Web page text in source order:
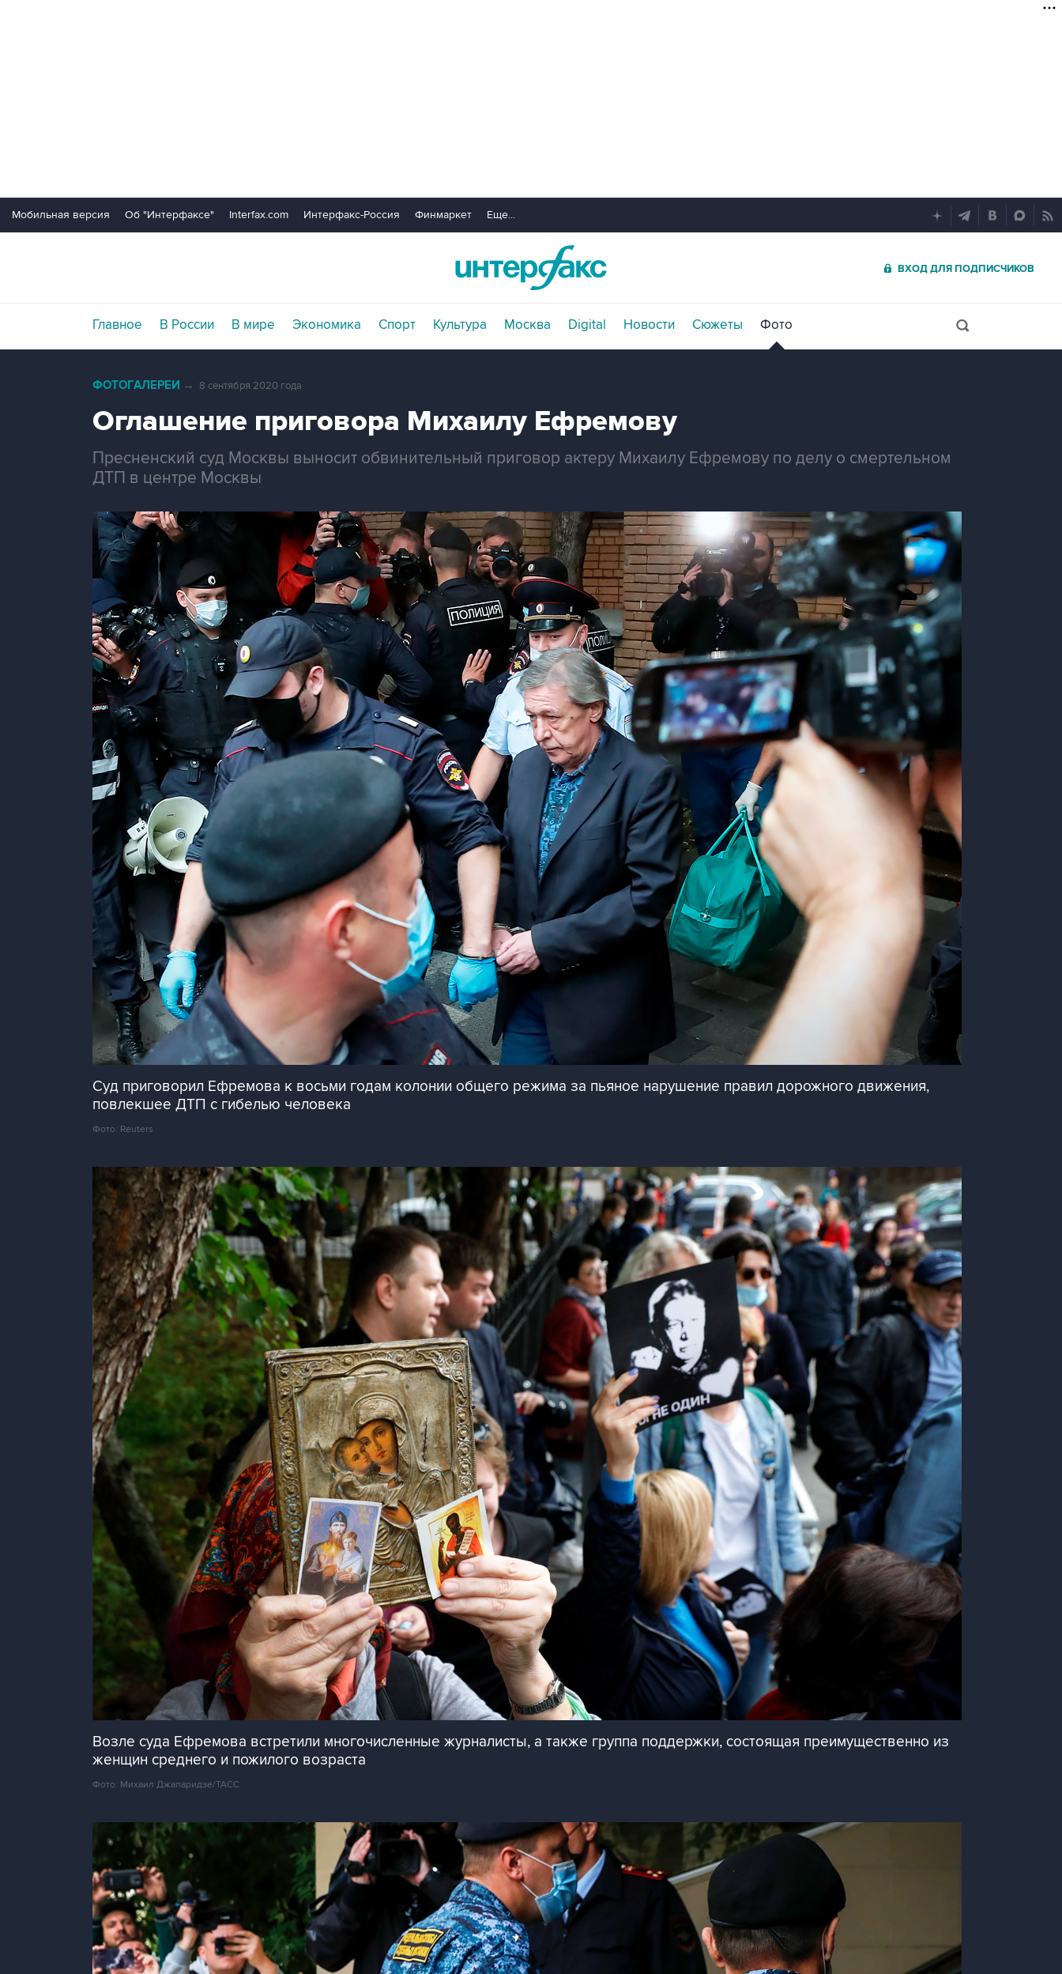
Мобильная версия Об "Интерфаксе" Interfax.com Интерфакс-Россия Финмаркет Еще...
ВХОД ДЛЯ ПОДПИСЧИКОВ
Главное В России В мире Экономика Спорт Культура Москва Digital Новости Сюжеты Фото
ФОТОГАЛЕРЕИ → 8 сентября 2020 года
Оглашение приговора Михаилу Ефремову
Пресненский суд Москвы выносит обвинительный приговор актеру Михаилу Ефремову по делу о смертельном
ДТП в центре Москвы
Суд приговорил Ефремова к восьми годам колонии общего режима за пьяное нарушение правил дорожного движения,
повлекшее ДТП с гибелью человека
Фото: Reuters
Возле суда Ефремова встретили многочисленные журналисты, а также группа поддержки, состоящая преимущественно из
женщин среднего и пожилого возраста
Фото: Михаил Джапаридзе/ТАСС